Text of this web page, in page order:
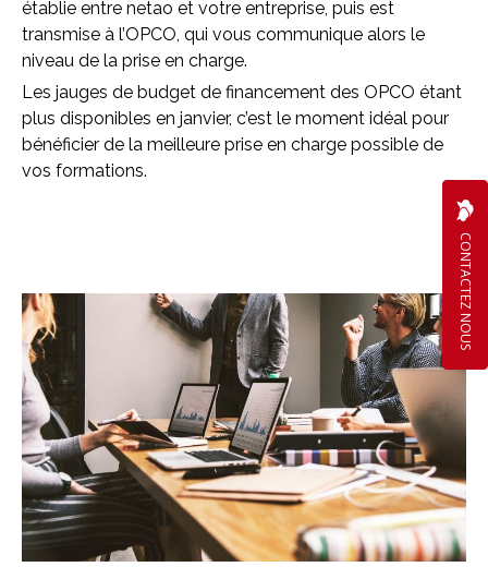
établie entre netao et votre entreprise, puis est
transmise à l’OPCO, qui vous communique alors le
niveau de la prise en charge.
Les jauges de budget de financement des OPCO étant
plus disponibles en janvier, c’est le moment idéal pour
bénéficier de la meilleure prise en charge possible de
vos formations.
CONTACTEZ NOUS